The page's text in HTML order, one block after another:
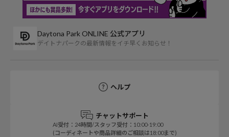
Daytona Park ONLINE 公式アプリ
デイトナパークの最新情報をイチ早くお知らせ！
ヘルプ
チャットサポート
AI受付：24時間/スタッフ受付：10:00-19:00
(コーディネートや商品詳細のご相談は18:00まで)